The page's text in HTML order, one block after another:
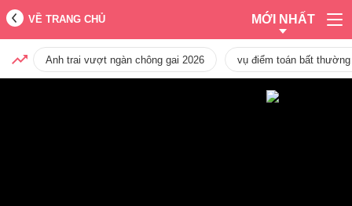
VỀ TRANG CHỦ MỚI NHẤT
Anh trai vượt ngàn chông gai 2026 vụ điểm toán bất